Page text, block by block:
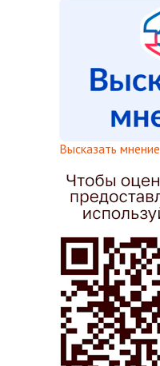
Высказать мнение